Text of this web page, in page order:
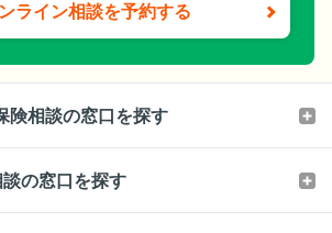
ライン相談を予約する
険相談の窓口を探す
の窓口を探す